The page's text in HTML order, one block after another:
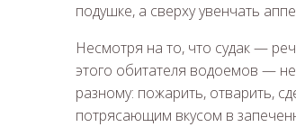
подушке, а сверху увенчать
Несмотря на то, что судак —
этого обитателя водоемов —
разному: пожарить, отварить,
потрясающим вкусом в